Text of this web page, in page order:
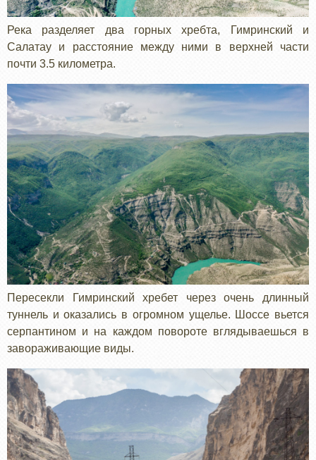
Река разделяет два горных хребта, Гимринский и
Салатау и расстояние между ними в верхней части
почти 3.5 километра.
Пересекли Гимринский хребет через очень длинный
туннель и оказались в огромном ущелье. Шоссе вьется
серпантином и на каждом повороте вглядываешься в
завораживающие виды.